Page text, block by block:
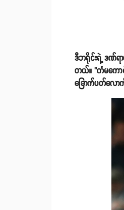
ဒီဘရိုင်းရဲ့ ဒဏ်ရ
တယ်။ "ကံမကောင်
ခြောက်ပတ်လော